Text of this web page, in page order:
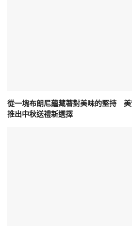
從一塊布朗尼蘊藏著對美味的堅持
推出中秋送禮新選擇